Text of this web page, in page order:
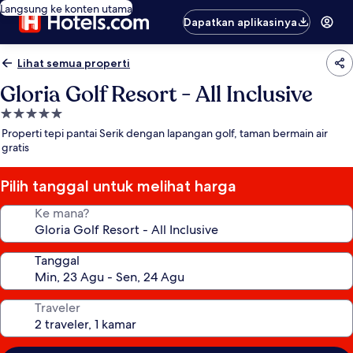
Langsung ke konten utama
Dapatkan aplikasinya
Lihat semua properti
Gloria Golf Resort - All Inclusive
Properti
bintang
5.0
Properti tepi pantai Serik dengan lapangan golf, taman bermain air
gratis
Pilih tanggal untuk melihat harga
Ke mana?
Tanggal
Traveler